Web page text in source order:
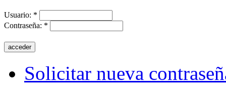
Usuario: *
Contraseña: *
Solicitar nueva